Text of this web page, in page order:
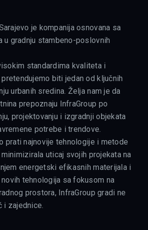
je kompanija osnovana sa
u gradnju stambeno-poslovnih
standardima kvaliteta i
biti jedan od ključnih
urbanih sredina. Želja nam je da
prepoznaju InfraGroup po
projektovanju i izgradnji objekata
potrebe i trendove.
prati najnovije tehnologije i metode
uticaj svojih projekata na
energetski efikasnih materijala i
tehnologija sa fokusom na
prostora, InfraGroup gradi ne
i zajednice.